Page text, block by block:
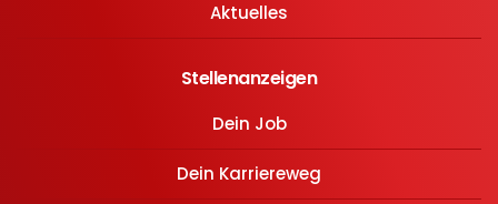
Aktuelles
Stellenanzeigen
Dein Job
Dein Karriereweg